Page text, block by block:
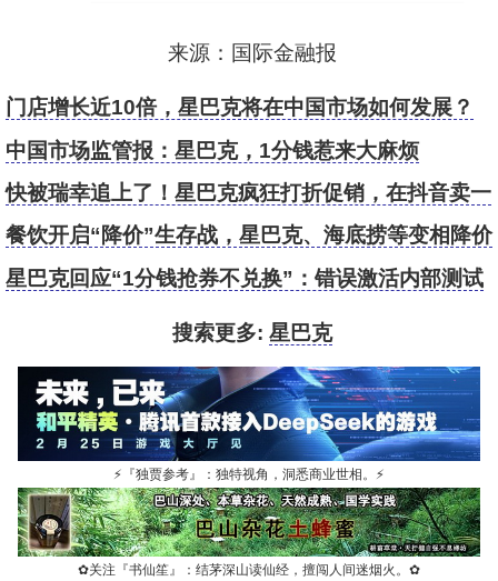
来源：国际金融报
门店增长近10倍，星巴克将在中国市场如何发展？
中国市场监管报：星巴克，1分钱惹来大麻烦
快被瑞幸追上了！星巴克疯狂打折促销，在抖音卖一
分钱兑换券却不认账
餐饮开启“降价”生存战，星巴克、海底捞等变相降价
星巴克回应“1分钱抢券不兑换”：错误激活内部测试
搜索更多: 星巴克
⚡ 『独贾参考』：独特视角，洞悉商业世相。 ⚡
✿关注『书仙笙』：结茅深山读仙经，擅闯人间迷烟火。 ✿